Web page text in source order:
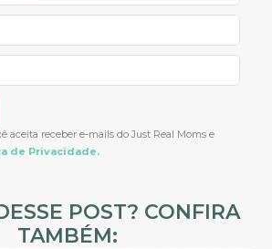
aceita receber e-mails do Just Real Moms e
de Privacidade.
POST? CONFIRA
TAMBÉM: